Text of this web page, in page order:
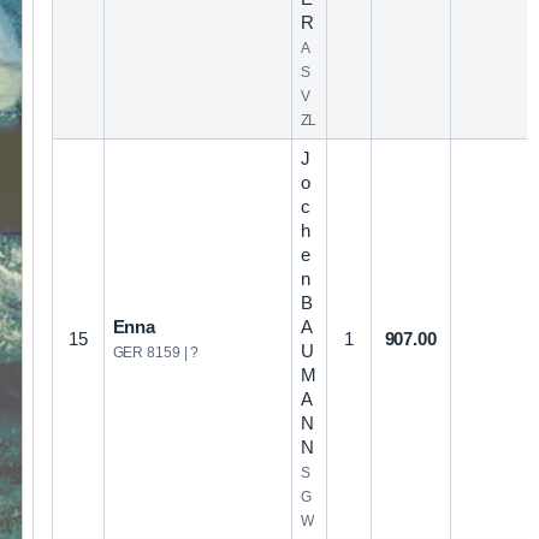
R
A
S
V
ZL
15
Enna
GER 8159 | ?
J
o
c
h
e
n
B
A
U
M
A
N
N
S
G
W
1 907.00